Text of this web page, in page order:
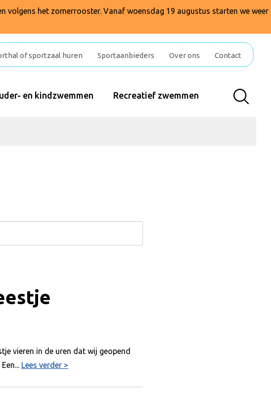
volgens het zomerrooster. Vanaf woensdag 19 augustus starten we weer
of sportzaal huren Sportaanbieders Over ons Contact
en kindzwemmen Recreatief zwemmen
vieren in de uren dat wij geopend
Lees verder >